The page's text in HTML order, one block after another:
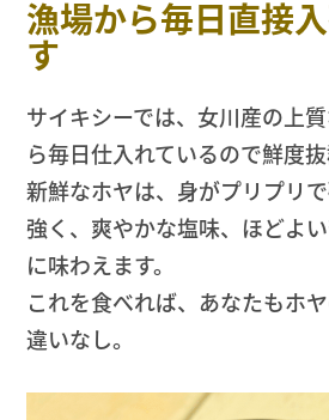
漁場から毎日直接
す
サイキシーでは、女川産の上
ら毎日仕入れているので鮮度抜
新鮮なホヤは、身がプリプリ
強く、爽やかな塩味、ほどよ
に味わえます。
これを食べれば、あなたもホ
違いなし。